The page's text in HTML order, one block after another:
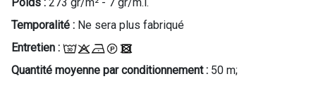
Temporalité : Ne sera plus fabriqué
Entretien :
Quantité moyenne par conditionnement : 50 m;